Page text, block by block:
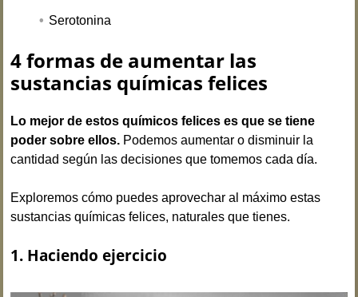
Serotonina
4 formas de aumentar las
sustancias químicas felices
Lo mejor de estos químicos felices es que se tiene
poder sobre ellos. Podemos aumentar o disminuir la
cantidad según las decisiones que tomemos cada día.
Exploremos cómo puedes aprovechar al máximo estas
sustancias químicas felices, naturales que tienes.
1. Haciendo ejercicio